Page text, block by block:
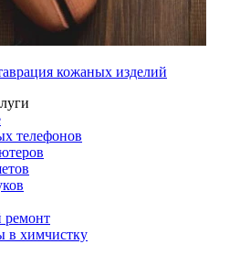
кожаных изделий
телефонов
в химчистку